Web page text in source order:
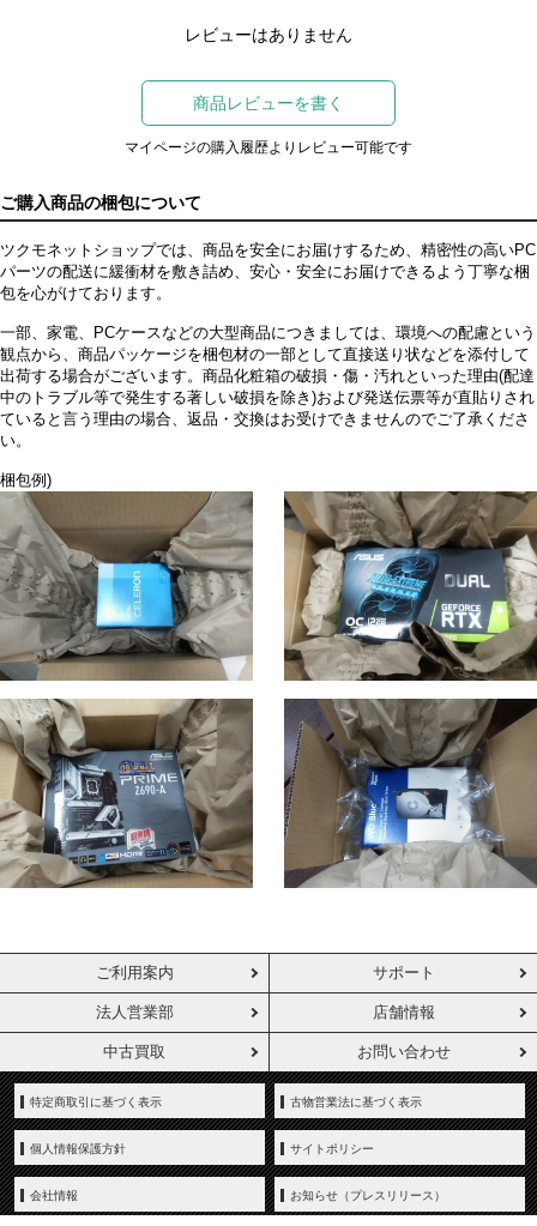
レビューはありません
商品レビューを書く
マイページの購入履歴よりレビュー可能です
ご購入商品の梱包について
ツクモネットショップでは、商品を安全にお届けするため、精密性の高いPC
パーツの配送に緩衝材を敷き詰め、安心・安全にお届けできるよう丁寧な梱
包を心がけております。
一部、家電、PCケースなどの大型商品につきましては、環境への配慮という
観点から、商品パッケージを梱包材の一部として直接送り状などを添付して
出荷する場合がございます。商品化粧箱の破損・傷・汚れといった理由(配達
中のトラブル等で発生する著しい破損を除き)および発送伝票等が直貼りされ
ていると言う理由の場合、返品・交換はお受けできませんのでご了承くださ
い。
梱包例)
ご利用案内 サポート
法人営業部 店舗情報
中古買取 お問い合わせ
特定商取引に基づく表示 古物営業法に基づく表示
個人情報保護方針 サイトポリシー
会社情報 お知らせ（プレスリリース）